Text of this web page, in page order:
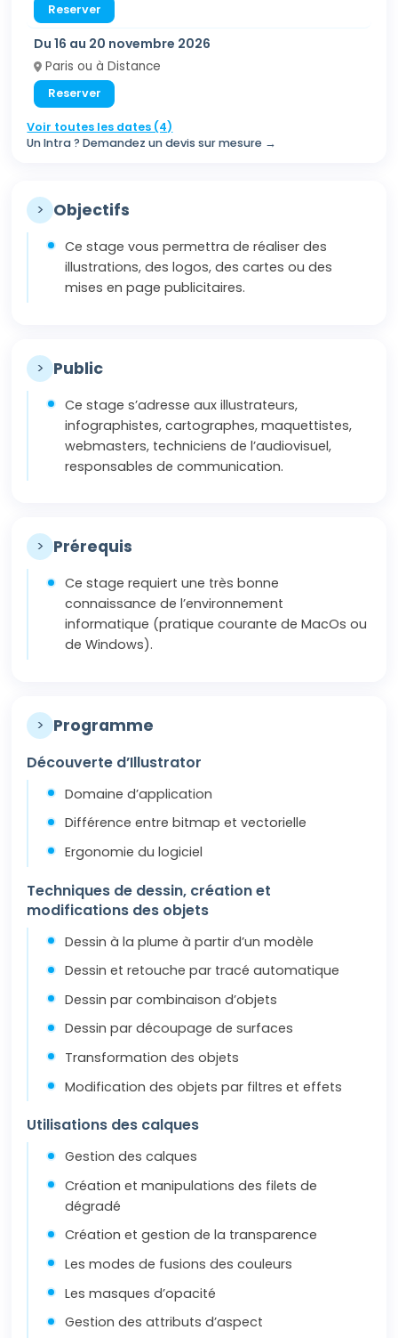
Reserver
Du 16 au 20 novembre 2026
Paris ou à Distance
Reserver
Voir toutes les dates (4)
Un Intra ? Demandez un devis sur mesure →
> Objectifs
Ce stage vous permettra de réaliser des
illustrations, des logos, des cartes ou des
mises en page publicitaires.
> Public
Ce stage s’adresse aux illustrateurs,
infographistes, cartographes, maquettistes,
webmasters, techniciens de l’audiovisuel,
responsables de communication.
> Prérequis
Ce stage requiert une très bonne
connaissance de l’environnement
informatique (pratique courante de MacOs ou
de Windows).
> Programme
Découverte d’Illustrator
Domaine d’application
Différence entre bitmap et vectorielle
Ergonomie du logiciel
Techniques de dessin, création et
modifications des objets
Dessin à la plume à partir d’un modèle
Dessin et retouche par tracé automatique
Dessin par combinaison d’objets
Dessin par découpage de surfaces
Transformation des objets
Modification des objets par filtres et effets
Utilisations des calques
Gestion des calques
Création et manipulations des filets de
dégradé
Création et gestion de la transparence
Les modes de fusions des couleurs
Les masques d’opacité
Gestion des attributs d’aspect